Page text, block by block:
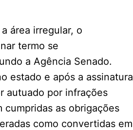
área irregular, o
termo se
a Agência Senado.
estado e após a assinatura
autuado por infrações
as obrigações
como convertidas em